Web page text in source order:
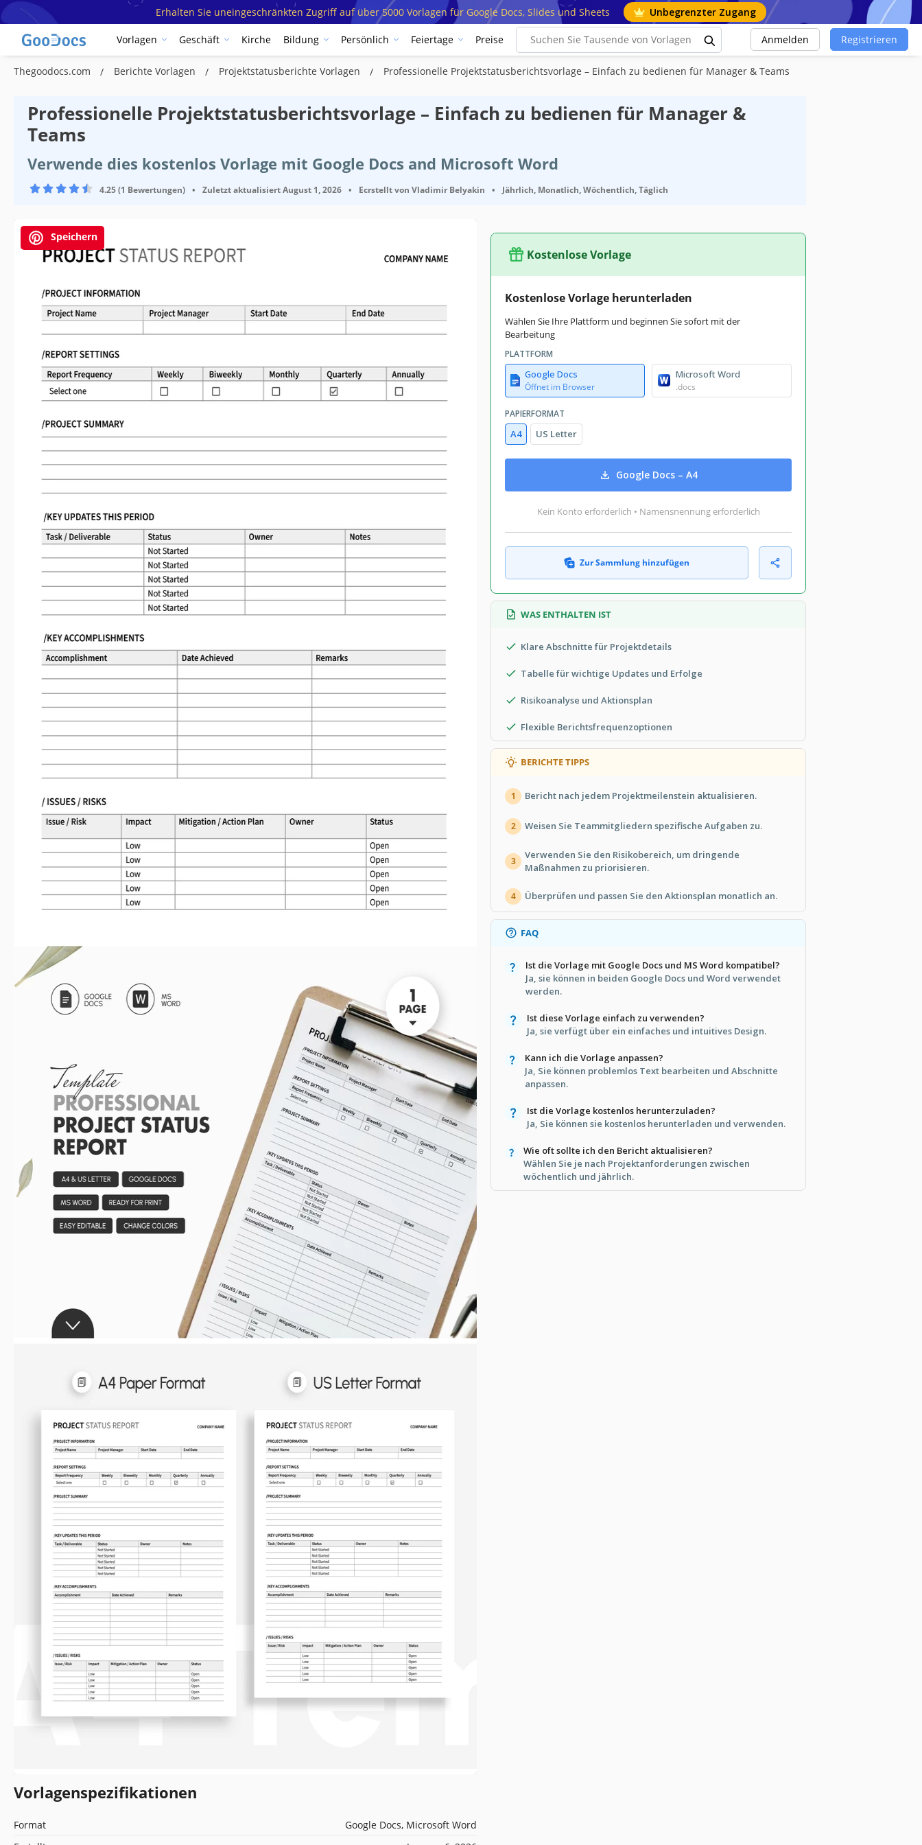
Erhalten Sie uneingeschränkten Zugriff auf über 5000 Vorlagen für Google Docs, Slides und Sheets Unbegrenzter Zugang
Vorlagen Geschäft Kirche Bildung Persönlich Feiertage Preise Anmelden Registrieren
Thegoodocs.com Berichte Vorlagen Projektstatusberichte Vorlagen Professionelle Projektstatusberichtsvorlage – Einfach zu bedienen für Manager & Teams
Professionelle Projektstatusberichtsvorlage – Einfach zu bedienen für Manager &
Teams
Verwende dies kostenlos Vorlage mit Google Docs and Microsoft Word
4.25 (1 Bewertungen) • Zuletzt aktualisiertAugust 1, 2026 • Ecrstellt von Vladimir Belyakin • Jährlich, Monatlich, Wöchentlich, Täglich
Speichern
Vorlagenspezifikationen
Format
Google Docs, Microsoft Word
Kostenlose Vorlage
Kostenlose Vorlage herunterladen
Wählen Sie Ihre Plattform und beginnen Sie sofort mit der
Bearbeitung
PLATTFORM
Google Docs
Öffnet im Browser
Microsoft Word
.docs
PAPIERFORMAT
A4 US Letter
Google Docs – A4
Kein Konto erforderlich • Namensnennung erforderlich
Zur Sammlung hinzufügen
WAS ENTHALTEN IST
Klare Abschnitte für Projektdetails
Tabelle für wichtige Updates und Erfolge
Risikoanalyse und Aktionsplan
Flexible Berichtsfrequenzoptionen
BERICHTE TIPPS
1 Bericht nach jedem Projektmeilenstein aktualisieren.
2 Weisen Sie Teammitgliedern spezifische Aufgaben zu.
3
Verwenden Sie den Risikobereich, um dringende
Maßnahmen zu priorisieren.
4 Überprüfen und passen Sie den Aktionsplan monatlich an.
FAQ
Ist die Vorlage mit Google Docs und MS Word kompatibel?
Ja, sie können in beiden Google Docs und Word verwendet
werden.
Ist diese Vorlage einfach zu verwenden?
Ja, sie verfügt über ein einfaches und intuitives Design.
Kann ich die Vorlage anpassen?
Ja, Sie können problemlos Text bearbeiten und Abschnitte
anpassen.
Ist die Vorlage kostenlos herunterzuladen?
Ja, Sie können sie kostenlos herunterladen und verwenden.
Wie oft sollte ich den Bericht aktualisieren?
Wählen Sie je nach Projektanforderungen zwischen
wöchentlich und jährlich.